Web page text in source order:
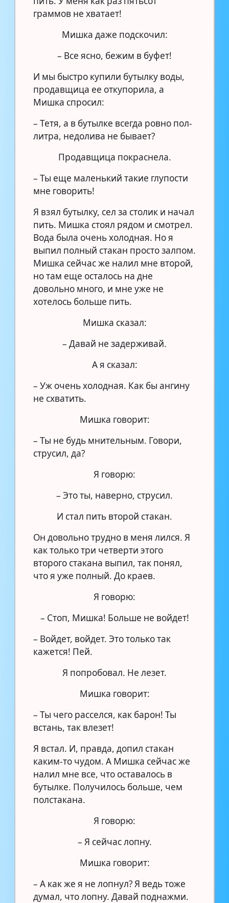
граммов не хватает!
Мишка даже подскочил:
– Все ясно, бежим в буфет!
И мы быстро купили бутылку воды,
продавщица ее откупорила, а
Мишка спросил:
– Тетя, а в бутылке всегда ровно пол-
литра, недолива не бывает?
Продавщица покраснела.
– Ты еще маленький такие глупости
мне говорить!
Я взял бутылку, сел за столик и начал
пить. Мишка стоял рядом и смотрел.
Вода была очень холодная. Но я
выпил полный стакан просто залпом.
Мишка сейчас же налил мне второй,
но там еще осталось на дне
довольно много, и мне уже не
хотелось больше пить.
Мишка сказал:
– Давай не задерживай.
А я сказал:
– Уж очень холодная. Как бы ангину
не схватить.
Мишка говорит:
– Ты не будь мнительным. Говори,
струсил, да?
Я говорю:
– Это ты, наверно, струсил.
И стал пить второй стакан.
Он довольно трудно в меня лился. Я
как только три четверти этого
второго стакана выпил, так понял,
что я уже полный. До краев.
Я говорю:
– Стоп, Мишка! Больше не войдет!
– Войдет, войдет. Это только так
кажется! Пей.
Я попробовал. Не лезет.
Мишка говорит:
– Ты чего расселся, как барон! Ты
встань, так влезет!
Я встал. И, правда, допил стакан
каким-то чудом. А Мишка сейчас же
налил мне все, что оставалось в
бутылке. Получилось больше, чем
полстакана.
Я говорю:
– Я сейчас лопну.
Мишка говорит:
– А как же я не лопнул? Я ведь тоже
думал, что лопну. Давай поднажми.